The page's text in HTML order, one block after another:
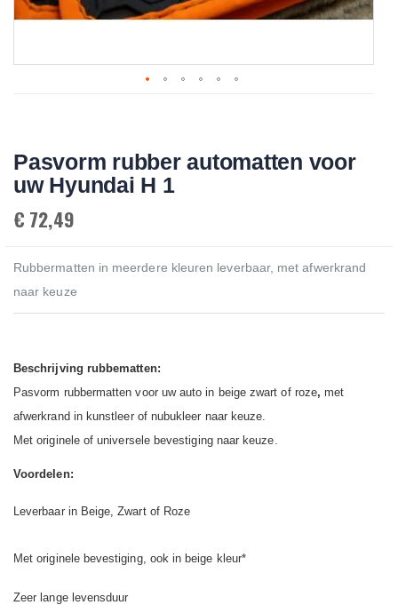
of
the
images
Pasvorm rubber automatten voor
uw Hyundai H 1
€ 72,49
Rubbermatten in meerdere kleuren leverbaar, met afwerkrand
naar keuze
Beschrijving rubbematten:
Pasvorm rubbermatten voor uw auto in beige zwart of roze, met
afwerkrand in kunstleer of nubukleer naar keuze.
Met originele of universele bevestiging naar keuze.
Voordelen:
Leverbaar in Beige, Zwart of Roze
Met originele bevestiging, ook in beige kleur*
Zeer lange levensduur